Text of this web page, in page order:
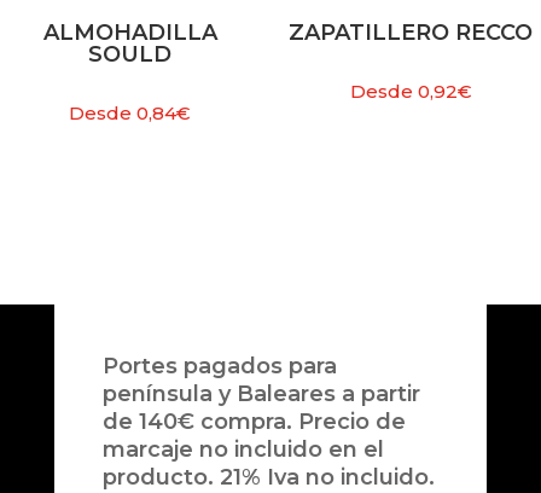
ALMOHADILLA
SOULD
Desde0,84€
ZAPATILLERO RECCO
Desde 0,92€
Portes pagados para
península y Baleares a partir
de 140€ compra. Precio de
marcaje no incluido en el
producto. 21% Iva no incluido.